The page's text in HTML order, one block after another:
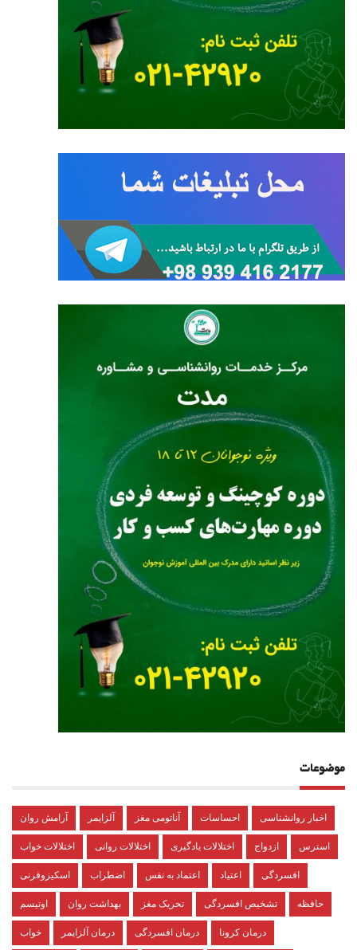
موضوعات
آرامش روان آلزایمر آناتومی مغز احساسات اخبار روانشناسی
اختلالات خواب اختلالات روانی اختلالات یادگیری ازدواج استرس
اسکیزوفرنی اضطراب اعتماد به نفس اعتیاد افسردگی
اوتیسم بهداشت روان تحریک مغز تشخیص افسردگی حافظه
خواب درمان آلزایمر درمان افسردگی درمان کرونا